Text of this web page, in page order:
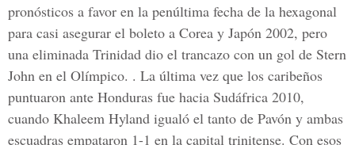
pronósticos a favor en la penúltima fecha de la hexagonal
para casi asegurar el boleto a Corea y Japón 2002, pero
una eliminada Trinidad dio el trancazo con un gol de Stern
John en el Olímpico. . La última vez que los caribeños
puntuaron ante Honduras fue hacia Sudáfrica 2010,
cuando Khaleem Hyland igualó el tanto de Pavón y ambas
escuadras empataron 1-1 en la capital trinitense. Con esos